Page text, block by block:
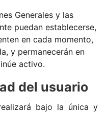
Generales y las
puedan establecerse,
en cada momento,
y permanecerán en
activo.
del usuario
bajo la única y